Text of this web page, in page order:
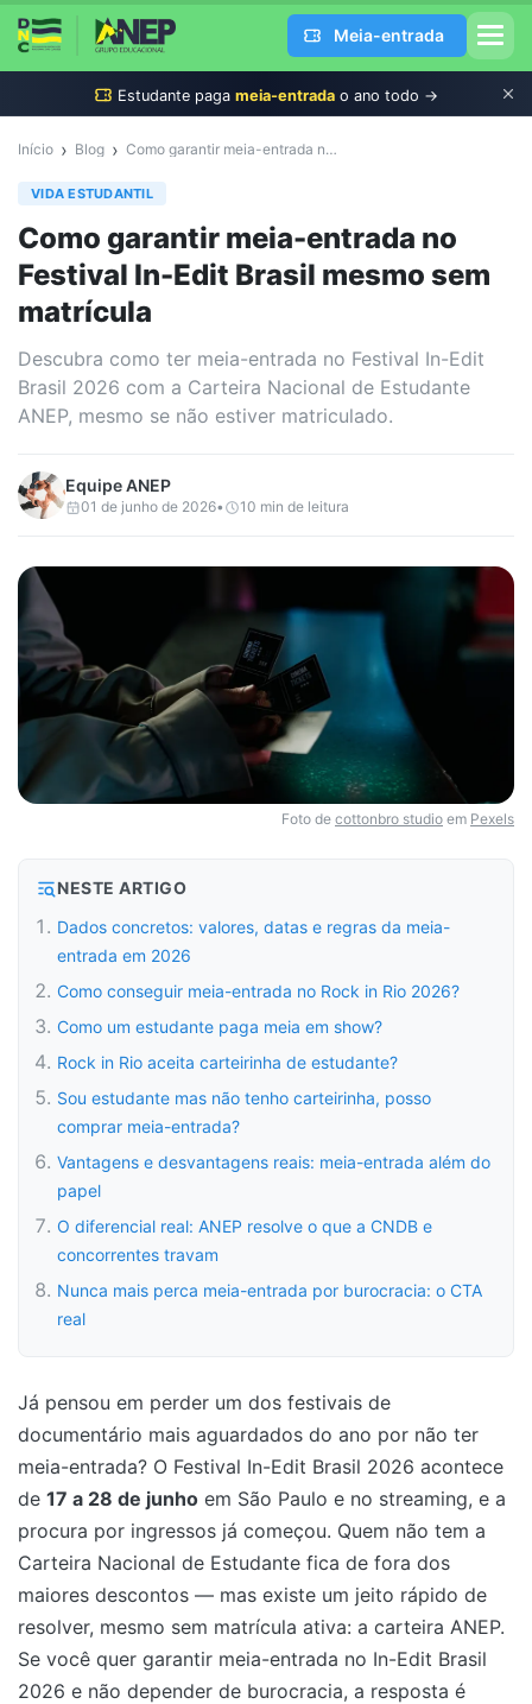
Meia-entrada
Estudante paga meia-entrada o ano todo →
Início › Blog › Como garantir meia-entrada no Festival In-Edit Brasil mesmo sem matrícula
VIDA ESTUDANTIL
Como garantir meia-entrada no
Festival In-Edit Brasil mesmo sem
matrícula
Descubra como ter meia-entrada no Festival In-Edit
Brasil 2026 com a Carteira Nacional de Estudante
ANEP, mesmo se não estiver matriculado.
EquipeANEP
01 de junho de 2026• 10 min de leitura
Foto de cottonbro studio em Pexels
NESTE ARTIGO
Dados concretos: valores, datas e regras da meia-
entrada em 2026
Como conseguir meia-entrada no Rock in Rio 2026?
Como um estudante paga meia em show?
Rock in Rio aceita carteirinha de estudante?
Sou estudante mas não tenho carteirinha, posso
comprar meia-entrada?
Vantagens e desvantagens reais: meia-entrada além do
papel
O diferencial real: ANEP resolve o que a CNDB e
concorrentes travam
Nunca mais perca meia-entrada por burocracia: o CTA
real
Já pensou em perder um dos festivais de
documentário mais aguardados do ano por não ter
meia-entrada? O Festival In-Edit Brasil 2026 acontece
de 17 a 28 de junho em São Paulo e no streaming, e a
procura por ingressos já começou. Quem não tem a
Carteira Nacional de Estudante fica de fora dos
maiores descontos — mas existe um jeito rápido de
resolver, mesmo sem matrícula ativa: a carteira ANEP.
Se você quer garantir meia-entrada no In-Edit Brasil
2026 e não depender de burocracia, a resposta é